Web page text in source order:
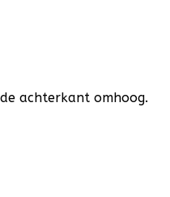
achterkant omhoog.